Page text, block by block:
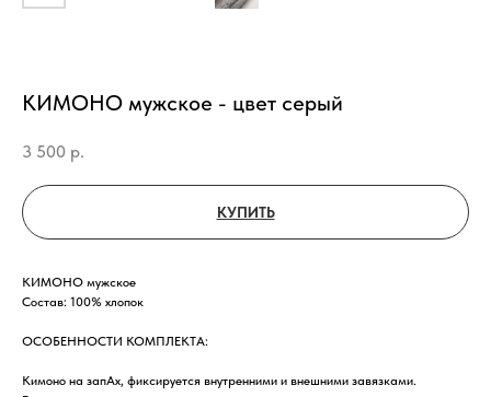
КИМОНО мужское - цвет серый
3 500 р.
КУПИТЬ
КИМОНО мужское
Состав: 100% хлопок
ОСОБЕННОСТИ КОМПЛЕКТА:
Кимоно на запАх, фиксируется внутренними и внешними завязками.